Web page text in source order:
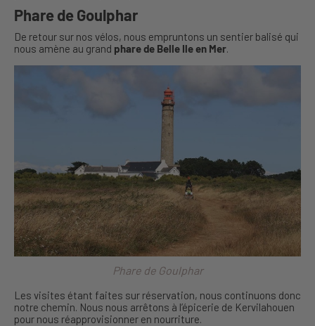
Phare de Goulphar
De retour sur nos vélos, nous empruntons un sentier balisé qui
nous amène au grand phare de Belle Ile en Mer.
Phare de Goulphar
Les visites étant faites sur réservation, nous continuons donc
notre chemin. Nous nous arrêtons à l’épicerie de Kervilahouen
pour nous réapprovisionner en nourriture.